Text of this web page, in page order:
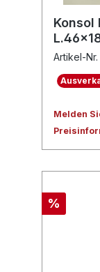
Konsol
Artikel-Nr.
Melden
%